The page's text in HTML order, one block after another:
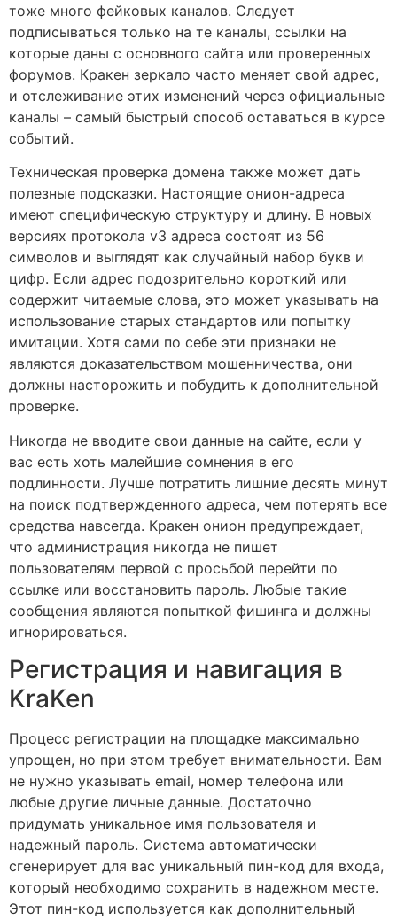
тоже много фейковых каналов. Следует
подписываться только на те каналы, ссылки на
которые даны с основного сайта или проверенных
форумов. Кракен зеркало часто меняет свой адрес,
и отслеживание этих изменений через официальные
каналы – самый быстрый способ оставаться в курсе
событий.
Техническая проверка домена также может дать
полезные подсказки. Настоящие онион-адреса
имеют специфическую структуру и длину. В новых
версиях протокола v3 адреса состоят из 56
символов и выглядят как случайный набор букв и
цифр. Если адрес подозрительно короткий или
содержит читаемые слова, это может указывать на
использование старых стандартов или попытку
имитации. Хотя сами по себе эти признаки не
являются доказательством мошенничества, они
должны насторожить и побудить к дополнительной
проверке.
Никогда не вводите свои данные на сайте, если у
вас есть хоть малейшие сомнения в его
подлинности. Лучше потратить лишние десять минут
на поиск подтвержденного адреса, чем потерять все
средства навсегда. Кракен онион предупреждает,
что администрация никогда не пишет
пользователям первой с просьбой перейти по
ссылке или восстановить пароль. Любые такие
сообщения являются попыткой фишинга и должны
игнорироваться.
Регистрация и навигация в
KraKen
Процесс регистрации на площадке максимально
упрощен, но при этом требует внимательности. Вам
не нужно указывать email, номер телефона или
любые другие личные данные. Достаточно
придумать уникальное имя пользователя и
надежный пароль. Система автоматически
сгенерирует для вас уникальный пин-код для входа,
который необходимо сохранить в надежном месте.
Этот пин-код используется как дополнительный